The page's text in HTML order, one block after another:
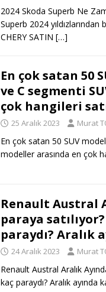
2024 Skoda Superb Ne
Superb 2024
CHERY SATIN […]
En çok satan 50
ve C segmenti
çok hangileri
25 Aralık 2023 Murat
En çok satan 50 SUV
modeller arasında en çok
Renault Austral
paraya
paraydı? Aralık
24 Aralık 2023 Murat
Renault Austral Aralık
kaç paraydı? Aralık